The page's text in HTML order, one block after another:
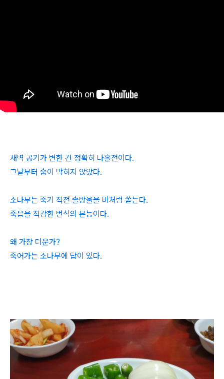
새벽 공기가 변한 건 정확히 나흘전이다.
그날부터 숨이 막히지 않았다.
소나무는 죽기 직전 솔방울을 비처럼 쏟는다.
죽음을 직감한 번식의 본능이다.
왜 가장 더운가?
죽어가는 소나무에 답이 있다.